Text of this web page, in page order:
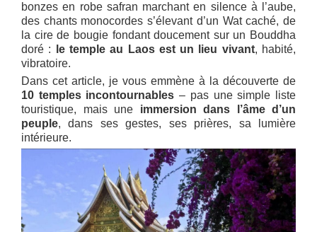
bonzes en robe safran marchant en silence à l’aube,
des chants monocordes s’élevant d’un Wat caché, de
la cire de bougie fondant doucement sur un Bouddha
doré :
le temple au Laos est un lieu vivant, habité,
vibratoire.
Dans cet article, je vous emmène à la découverte de
10 temples incontournables – pas une simple liste
touristique, mais une immersion dans l’âme d’un
peuple, dans ses gestes, ses prières, sa lumière
intérieure.